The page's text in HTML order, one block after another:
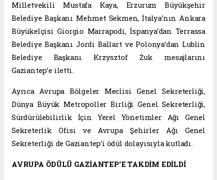
Milletvekili Mustafa Kaya, Erzurum Büyükşehir
Belediye Başkanı Mehmet Sekmen, İtalya’nın Ankara
Büyükelçisi Giorgio Marrapodi, İspanya’dan Terrassa
Belediye Başkanı Jordi Ballart ve Polonya’dan Lublin
Belediye Başkanı Krzysztof Żuk mesajlarını
Gaziantep’e iletti.
Ayrıca Avrupa Bölgeler Meclisi Genel Sekreterliği,
Dünya Büyük Metropoller Birliği Genel Sekreterliği,
Sürdürülebilirlik İçin Yerel Yönetimler Ağı Genel
Sekreterlik Ofisi ve Avrupa Şehirler Ağı Genel
Sekreterliği de Gaziantep’i ödül dolayısıyla kutladı.
AVRUPA ÖDÜLÜ GAZİANTEP’E TAKDİM EDİLDİ